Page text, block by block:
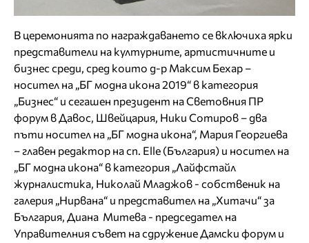
В церемонията по награждаването се включиха ярки
представители на културните, артистичните и
бизнес среди, сред които д-р Максим Бехар –
носител на „БГ модна икона 2019“ в категория
„Бизнес“ и сегашен президент на Световния ПР
форум в Давос, Швейцария, Ники Сотиров – два
пъти носител на „БГ модна икона“, Мария Георгиева
– главен редактор на сп. Elle (България) и носител на
„БГ модна икона“ в категория „Лайфстайл
журналистика, Николай Младжов - собственик на
галерия „Нирвана“ и представител на „Хитачи“ за
България, Диана Митева - председател на
Управителния съвет на сдружение Дамски форум и